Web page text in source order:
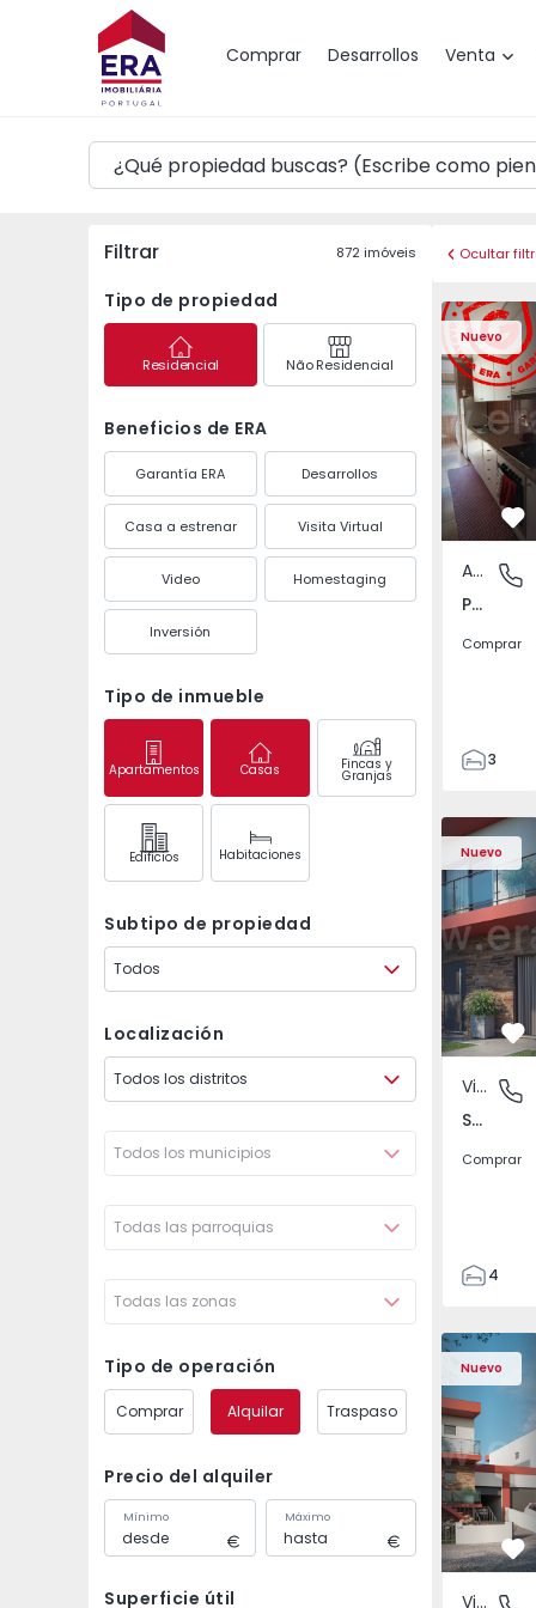
Comprar Desarrollos Venta
Mapa
Filtrar 872imóveis
Tipo de propiedad
Residencial Não Residencial
Beneficios de ERA
Garantía ERA Desarrollos
Casa a estrenar Visita Virtual
Video Homestaging
Inversión
Tipo de inmueble
Apartamentos Casas Fincas y
Granjas
Edifícios Habitaciones
Subtipo de propiedad
Todos
Localización
Todos los distritos
Todos los municipios
Todas las parroquias
Todas las zonas
Tipo de operación
Comprar Alquilar Traspaso
Precio del alquiler
Mínimo Máximo
Superficie útil
Ocultar
Nuevo
Apartamento T3
Apartamento
Pedrouços, Porto
Comprar
3
105
122
1
-1
Nuevo
São
Vivienda Pareada
São João das Lampas e Terrugem, Lisboa
Comprar
4
135
193
240
Nuevo
Vivienda Pareada
Vivienda
Vivienda Pareada